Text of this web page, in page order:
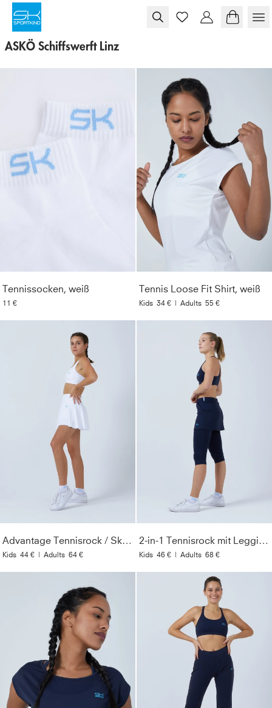
ASKÖ Schiffswerft Linz
Tennissocken, weiß
11 €
Tennis Loose Fit Shirt, weiß
Kids 34 € | Adults 55 €
Advantage Tennisrock / Skort mit Ballhalter, weiß
Kids 44 € | Adults 64 €
2-in-1 Tennisrock mit Leggings / Skapri, navy blau
Kids 46 € | Adults 68 €